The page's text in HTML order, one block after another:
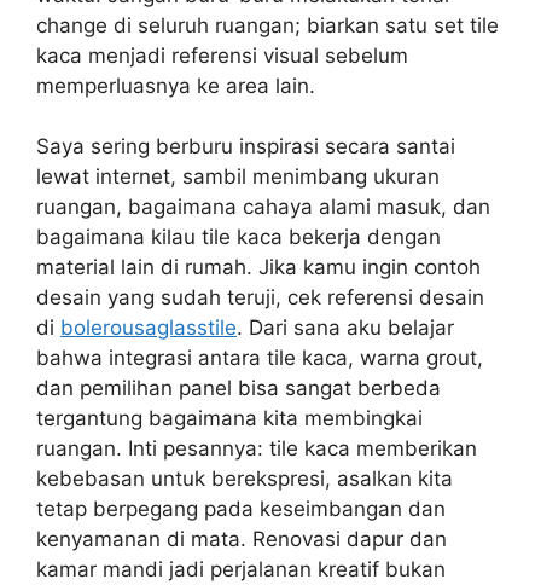
change di seluruh ruangan; biarkan satu set tile
kaca menjadi referensi visual sebelum
memperluasnya ke area lain.
Saya sering berburu inspirasi secara santai
lewat internet, sambil menimbang ukuran
ruangan, bagaimana cahaya alami masuk, dan
bagaimana kilau tile kaca bekerja dengan
material lain di rumah. Jika kamu ingin contoh
desain yang sudah teruji, cek referensi desain
di bolerousaglasstile. Dari sana aku belajar
bahwa integrasi antara tile kaca, warna grout,
dan pemilihan panel bisa sangat berbeda
tergantung bagaimana kita membingkai
ruangan. Inti pesannya: tile kaca memberikan
kebebasan untuk berekspresi, asalkan kita
tetap berpegang pada keseimbangan dan
kenyamanan di mata. Renovasi dapur dan
kamar mandi jadi perjalanan kreatif bukan